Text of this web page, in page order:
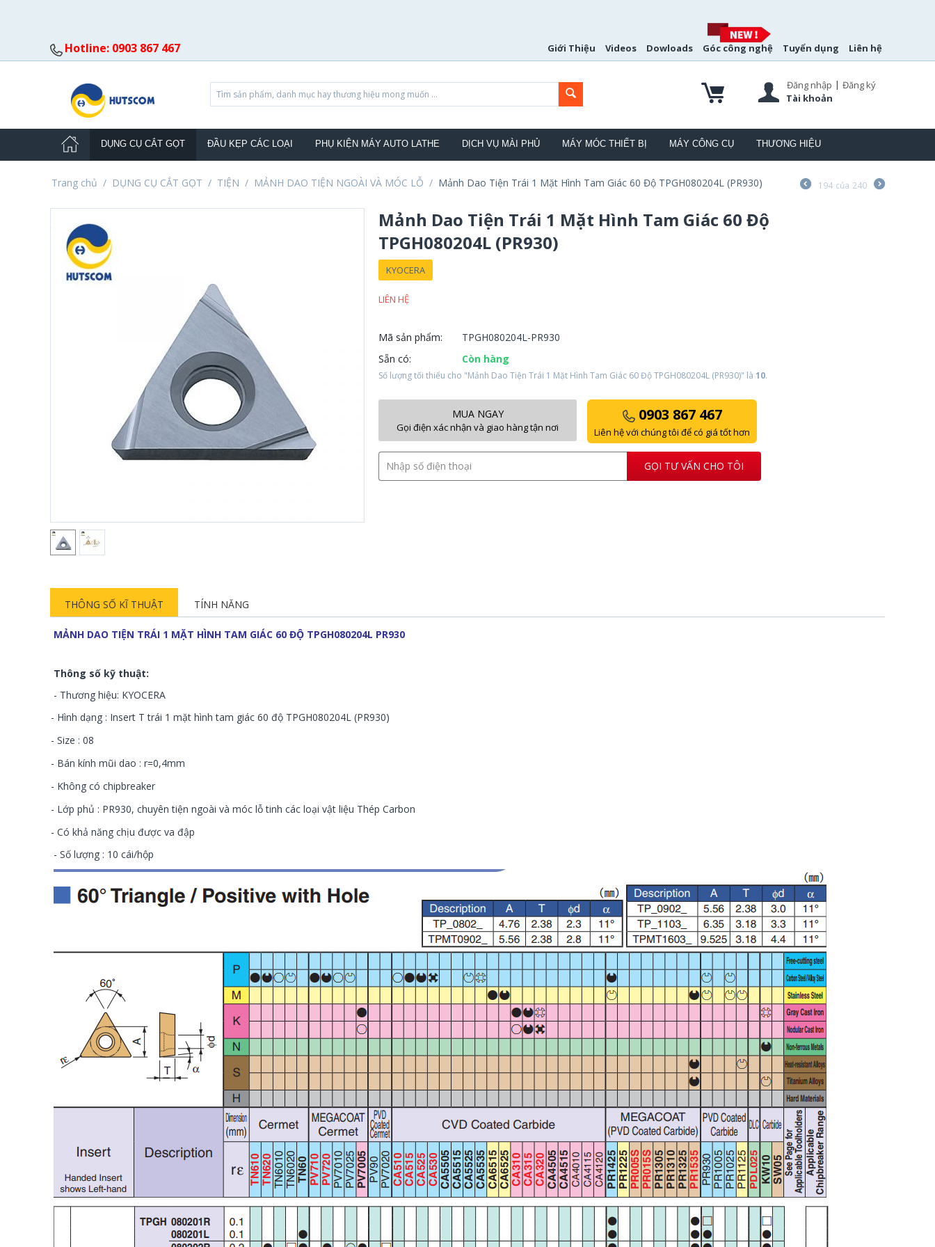
Hotline: 0903 867 467 Giới Thiệu Videos Dowloads Góc công nghệ Tuyển dụng Liên hệ
Đăng nhập | Đăng ký
Tài khoản
DỤNG CỤ CẮT GỌT ĐẦU KẸP CÁC LOẠI PHỤ KIỆN MÁY AUTO LATHE DỊCH VỤ MÀI PHỦ MÁY MÓC THIẾT BỊ MÁY CÔNG CỤ THƯƠNG HIỆU
Trang chủ / DỤNG CỤ CẮT GỌT / TIỆN / MẢNH DAO TIỆN NGOÀI VÀ MÓC LỖ / Mảnh Dao Tiện Trái 1 Mặt Hình Tam Giác 60 Độ TPGH080204L (PR930) 194 của 240
Mảnh Dao Tiện Trái 1 Mặt Hình Tam Giác 60 Độ
TPGH080204L (PR930)
KYOCERA
LIÊN HỆ
Mã sản phẩm:
TPGH080204L-PR930
Sẵn có:
Còn hàng
Số lượng tối thiểu cho "Mảnh Dao Tiện Trái 1 Mặt Hình Tam Giác 60 Độ TPGH080204L (PR930)" là 10.
MUA NGAY
Gọi điện xác nhận và giao hàng tận nơi
0903 867 467
Liên hệ với chúng tôi để có giá tốt hơn
GỌI TƯ VẤN CHO TÔI
THÔNG SỐ KĨ THUẬT TÍNH NĂNG
MẢNH DAO TIỆN TRÁI 1 MẶT HÌNH TAM GIÁC 60 ĐỘ TPGH080204L PR930
Thông số kỹ thuật:
- Thương hiệu: KYOCERA
- Hình dạng : Insert T trái 1 mặt hình tam giác 60 độ TPGH080204L (PR930)
- Size : 08
- Bán kính mũi dao : r=0,4mm
- Không có chipbreaker
- Lớp phủ : PR930, chuyên tiện ngoài và móc lỗ tinh các loại vật liệu Thép Carbon
- Có khả năng chịu được va đập
- Số lượng : 10 cái/hộp